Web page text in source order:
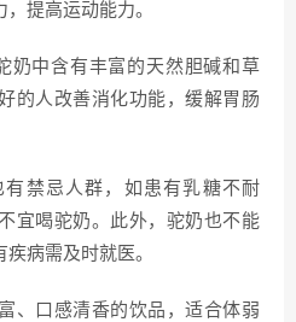
提高运动能力。
奶中含有丰富的天然胆碱和草
的人改善消化功能，缓解胃肠
禁忌人群，如患有乳糖不耐
宜喝驼奶。此外，驼奶也不能
病需及时就医。
、口感清香的饮品，适合体弱